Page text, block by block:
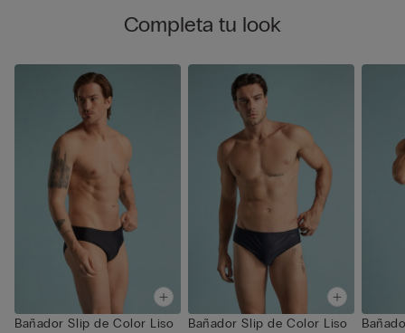
Completa tu look
Bañador Slip de Color Liso
Bañador Slip de Color Liso